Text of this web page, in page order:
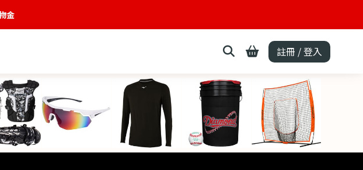
註冊 / 登入